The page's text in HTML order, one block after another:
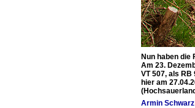
Nun haben die
Am 23.
VT 507, als
hier am
Armin Schwarz